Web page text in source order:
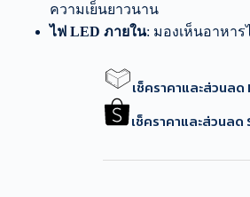
ความเย็นยาวนาน
ไฟ LED ภายใน: มองเห็นอาหาร
เช็คราคาและส่วนลด
เช็คราคาและส่วนลด